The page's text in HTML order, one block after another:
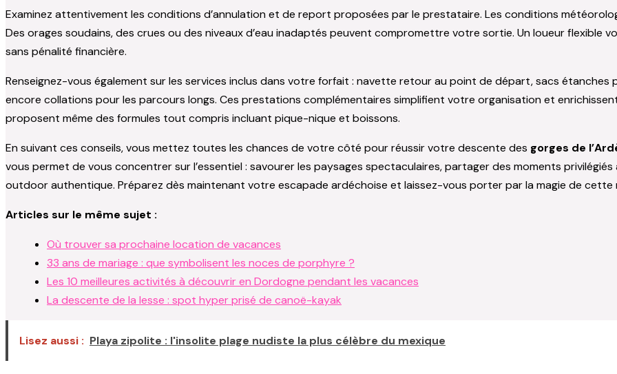
Examinez attentivement les conditions d’annulation et de report proposées par le prestataire. Les conditions
Des orages soudains, des crues ou des niveaux d’eau inadaptés peuvent compromettre votre sortie. Un loueur flexible
sans pénalité financière.
Renseignez-vous également sur les services inclus dans votre forfait : navette retour au point de départ, sacs étanches
encore collations pour les parcours longs. Ces prestations complémentaires simplifient votre organisation et
proposent même des formules tout compris incluant pique-nique et boissons.
En suivant ces conseils, vous mettez toutes les chances de votre côté pour réussir votre descente des gorges de
vous permet de vous concentrer sur l’essentiel : savourer les paysages spectaculaires, partager des moments
outdoor authentique. Préparez dès maintenant votre escapade ardéchoise et laissez-vous porter par la magie de cette
Articles sur le même sujet :
Où trouver sa prochaine location de vacances
33 ans de mariage : que symbolisent les noces de porphyre ?
Les 10 meilleures activités à découvrir en Dordogne pendant les vacances
La descente de la lesse : spot hyper prisé de canoë-kayak
Lisez aussi : Playa zipolite : l'insolite plage nudiste la plus célèbre du mexique